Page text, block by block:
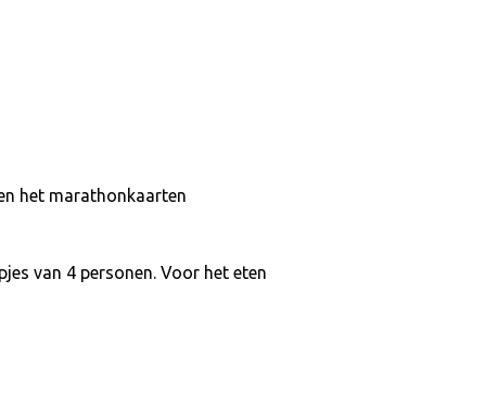
het marathonkaarten
van 4 personen. Voor het eten